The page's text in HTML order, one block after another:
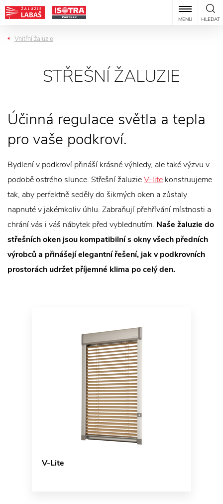
HLEDAT
MENU
Vnitřní žaluzie
STŘEŠNÍ ŽALUZIE
Účinná regulace světla a tepla
pro vaše podkroví.
Bydlení v podkroví přináší krásné výhledy, ale také výzvu v
podobě ostrého slunce. Střešní žaluzieV-lite konstruujeme
tak, aby perfektně seděly do šikmých oken a zůstaly
napnuté v jakémkoliv úhlu. Zabraňují přehřívání místnosti a
chrání vás i váš nábytek před vyblednutím. Naše žaluzie do
střešních oken jsou kompatibilní s okny všech předních
výrobců a přinášejí elegantní řešení, jak v podkrovních
prostorách udržet příjemné klima po celý den.
V-Lite